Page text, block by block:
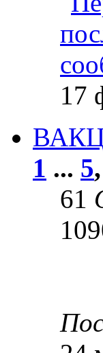
17
1 ... 5,
61